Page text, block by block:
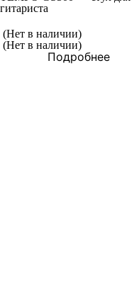
гитариста
(Нет в наличии)
(Нет в наличии)
Подробнее